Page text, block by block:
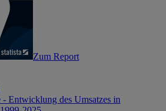
Zum Report
- Entwicklung des Umsatzes in